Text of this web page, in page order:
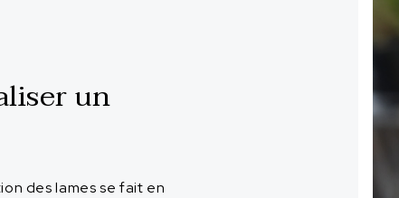
un
des lames se fait en